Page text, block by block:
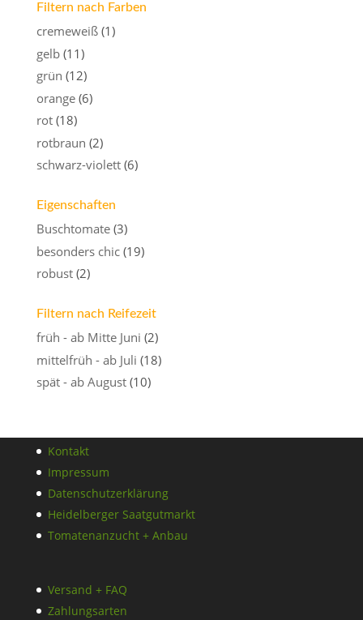
Filtern nach Farben
cremeweiß (1)
gelb (11)
grün (12)
orange (6)
rot (18)
rotbraun (2)
schwarz-violett (6)
Eigenschaften
Buschtomate (3)
besonders chic (19)
robust (2)
Filtern nach Reifezeit
früh - ab Mitte Juni (2)
mittelfrüh - ab Juli (18)
spät - ab August (10)
Kontakt
Impressum
Datenschutzerklärung
Heidelberger Saatgutmarkt
Tomatenanzucht + Anbau
Versand + FAQ
Zahlungsarten